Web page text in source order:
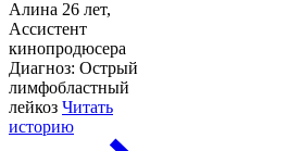
Алина 26 лет,
Ассистент
кинопродюсера
Диагноз: Острый
лимфобластный
лейкоз Читать
историю